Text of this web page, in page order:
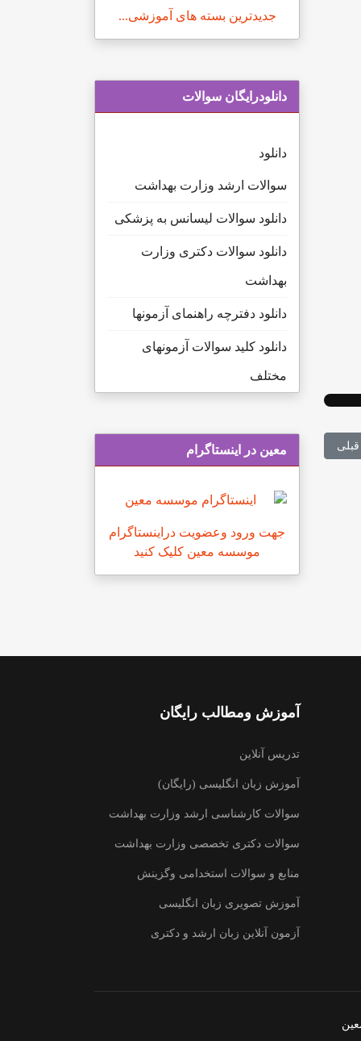
قبلی: کلاس کنکور کارشناسی ارشد نظارت بر امور داروییقبلی
جدیدترین بسته های آموزشی...
دانلودرایگان سوالات
دانلود
سوالات ارشد وزارت بهداشت
دانلود سوالات لیسانس به پزشکی
دانلود سوالات دکتری وزارت
بهداشت
دانلود دفترچه راهنمای آزمونها
دانلود کلید سوالات آزمونهای
مختلف
معین در اینستاگرام
جهت ورود وعضویت دراینستاگرام
موسسه معین کلیک کنید
آموزش ومطالب رایگان
تدریس آنلاین
آموزش زبان انگلیسی (رایگان)
سوالات کارشناسی ارشد وزارت بهداشت
سوالات دکتری تخصصی وزارت بهداشت
منابع و سوالات استخدامی وگزینش
آموزش تصویری زبان انگلیسی
آزمون آنلاین زبان ارشد و دکتری